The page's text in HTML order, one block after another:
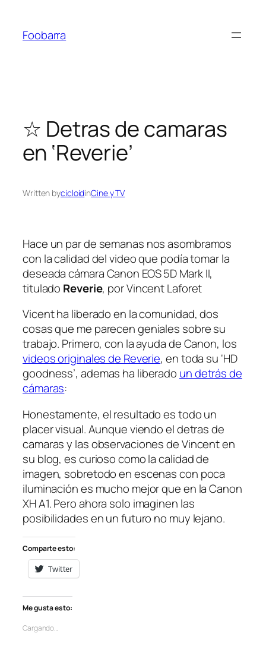
contenido
Foobarra
☆ Detras de camaras
en ‘Reverie’
Written bycicloidinCine y TV
Hace un par de semanas nos asombramos
con la calidad del video que podía tomar la
deseada cámara Canon EOS 5D Mark II,
titulado Reverie, por Vincent Laforet
Vicent ha liberado en la comunidad, dos
cosas que me parecen geniales sobre su
trabajo. Primero, con la ayuda de Canon, los
videos originales de Reverie, en toda su ‘HD
goodness’, ademas ha liberado un detrás de
cámaras:
Honestamente, el resultado es todo un
placer visual. Aunque viendo el detras de
camaras y las observaciones de Vincent en
su blog, es curioso como la calidad de
imagen, sobretodo en escenas con poca
iluminación es mucho mejor que en la Canon
XH A1. Pero ahora solo imaginen las
posibilidades en un futuro no muy lejano.
Comparte esto:
Twitter
Me gusta esto:
Cargando…